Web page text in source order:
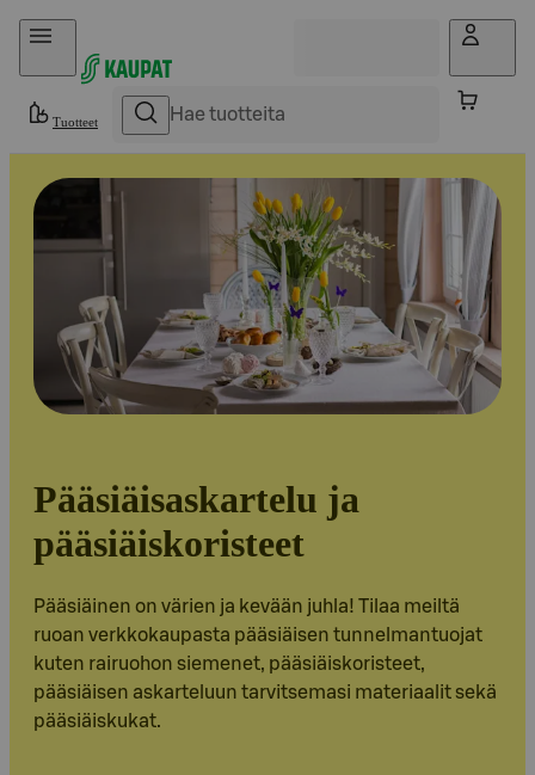
Hyppää sisältöön
Tuotteet
Pääsiäisaskartelu ja
pääsiäiskoristeet
Pääsiäinen on värien ja kevään juhla! Tilaa meiltä
ruoan verkkokaupasta pääsiäisen tunnelmantuojat
kuten rairuohon siemenet, pääsiäiskoristeet,
pääsiäisen askarteluun tarvitsemasi materiaalit sekä
pääsiäiskukat.